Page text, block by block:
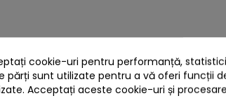
cocos
cookie-uri pentru performanță,
părți sunt utilizate pentru a vă oferi funcții
Acceptați aceste cookie-uri și